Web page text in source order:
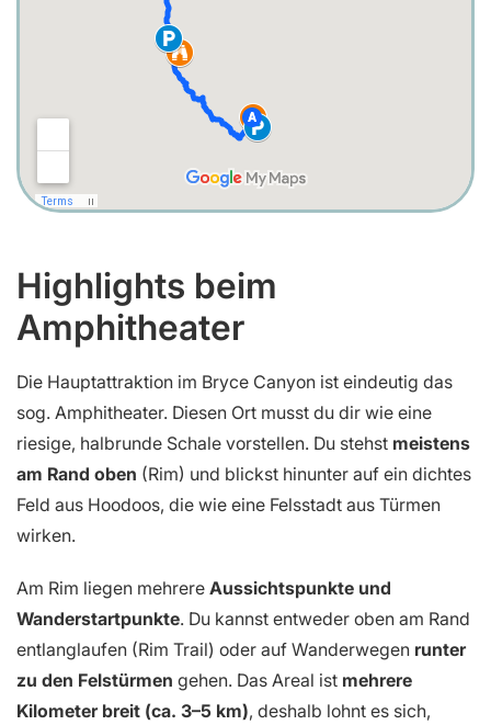
Highlights beim
Amphitheater
Die Hauptattraktion im Bryce Canyon ist eindeutig das
sog. Amphitheater. Diesen Ort musst du dir wie eine
riesige, halbrunde Schale vorstellen. Du stehst meistens
am Rand oben (Rim) und blickst hinunter auf ein dichtes
Feld aus Hoodoos, die wie eine Felsstadt aus Türmen
wirken.
Am Rim liegen mehrere Aussichtspunkte und
Wanderstartpunkte. Du kannst entweder oben am Rand
entlanglaufen (Rim Trail) oder auf Wanderwegen runter
zu den Felstürmen gehen. Das Areal ist mehrere
Kilometer breit (ca. 3–5 km), deshalb lohnt es sich,